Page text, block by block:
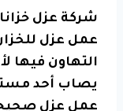
شركة عزل
عمل عزل
التهاون فيها
يصاب أحد
عمل عزل صحيح